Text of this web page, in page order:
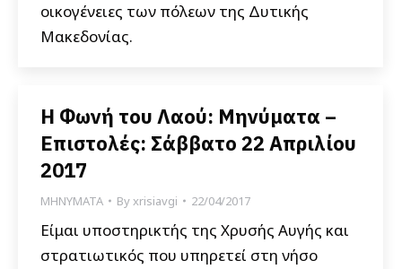
οικογένειες των πόλεων της Δυτικής
Μακεδονίας.
Η Φωνή του Λαού: Μηνύματα –
Επιστολές: Σάββατο 22 Απριλίου
2017
ΜΗΝΥΜΑΤΑ Byxrisiavgi 22/04/2017
Είμαι υποστηρικτής της Χρυσής Αυγής και
στρατιωτικός που υπηρετεί στη νήσο